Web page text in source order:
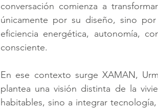
conversación comienza a
únicamente por su diseño, sino
eficiencia energética, autonomía,
consciente.
En ese contexto surge XAMAN,
plantea una visión distinta de la
habitables, sino a integrar